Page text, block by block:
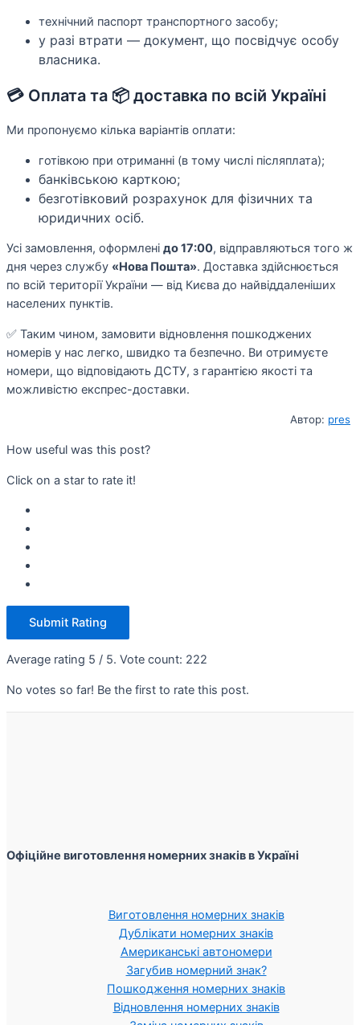
технічний паспорт транспортного засобу;
у разі втрати — документ, що посвідчує особу
власника.
💳 Оплата та 📦 доставка по всій Україні
Ми пропонуємо кілька варіантів оплати:
готівкою при отриманні (в тому числі післяплата);
банківською карткою;
безготівковий розрахунок для фізичних та
юридичних осіб.
Усі замовлення, оформлені до 17:00, відправляються того ж
дня через службу «Нова Пошта». Доставка здійснюється
по всій території України — від Києва до найвіддаленіших
населених пунктів.
✅ Таким чином, замовити відновлення пошкоджених
номерів у нас легко, швидко та безпечно. Ви отримуєте
номери, що відповідають ДСТУ, з гарантією якості та
можливістю експрес-доставки.
Автор: pres
How useful was this post?
Click on a star to rate it!
Submit Rating
Average rating 5 / 5. Vote count: 222
No votes so far! Be the first to rate this post.
Офіційне виготовлення номерних знаків в Україні
Виготовлення номерних знаків
Дублікати номерних знаків
Американські автономери
Загубив номерний знак?
Пошкодження номерних знаків
Відновлення номерних знаків